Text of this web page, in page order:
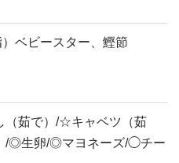
ベビースター、鰹節
茹で）/☆キャベツ（茹
/◎生卵/◎マヨネーズ/◯チー